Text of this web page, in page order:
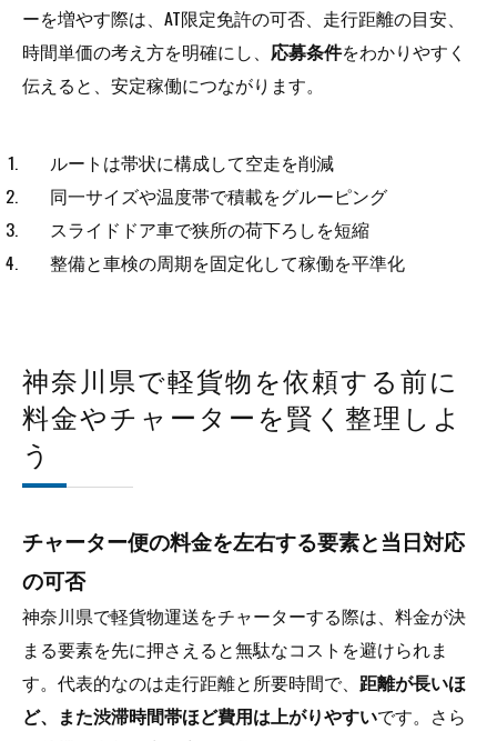
ーを増やす際は、AT限定免許の可否、走行距離の目安、
時間単価の考え方を明確にし、 応募条件をわかりやすく
伝えると、安定稼働につながります。
ルートは帯状に構成して空走を削減
同一サイズや温度帯で積載をグルーピング
スライドドア車で狭所の荷下ろしを短縮
整備と車検の周期を固定化して稼働を平準化
神奈川県で軽貨物を依頼する前に
料金やチャーターを賢く整理しよ
う
チャーター便の料金を左右する要素と当日対応
の可否
神奈川県で軽貨物運送をチャーターする際は、料金が決
まる要素を先に押さえると無駄なコストを避けられま
す。代表的なのは走行距離と所要時間で、 距離が長いほ
ど、また渋滞時間帯ほど費用は上がりやすいです。さら